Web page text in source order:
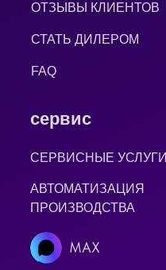
СТАТЬ ДИЛЕРОМ
FAQ
ОТЗЫВЫ КЛИЕНТОВ
АВТОМАТИЗАЦИЯ
ПРОИЗВОДСТВА
СЕРВИСНЫЕ УСЛУГИ
сервис
MAX